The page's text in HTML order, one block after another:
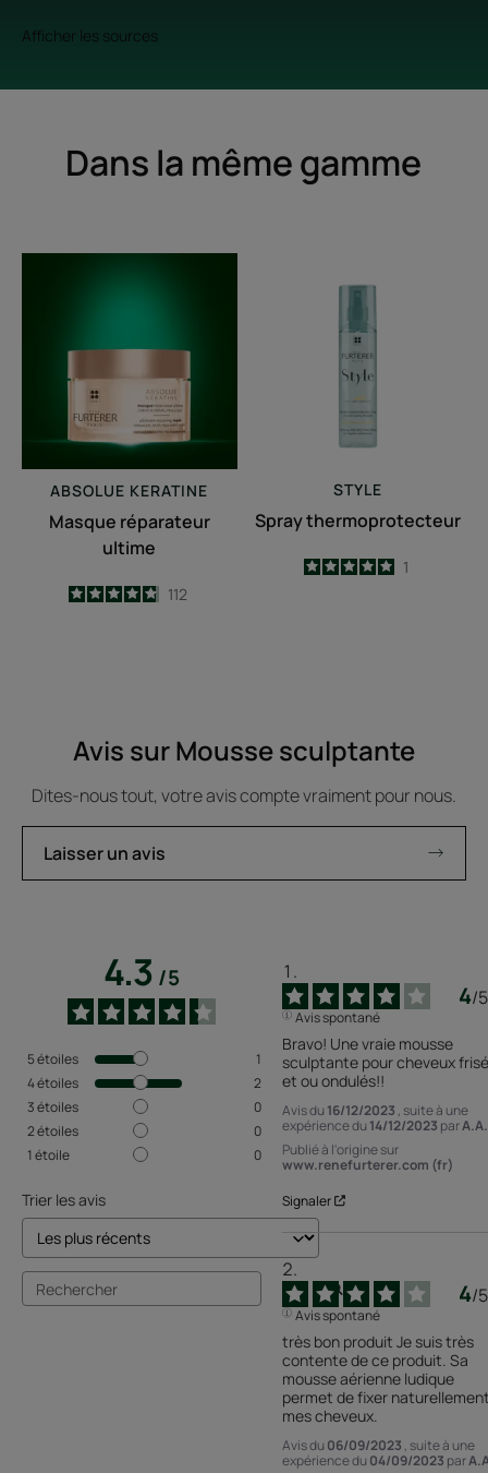
Afficher les sources
Dans la même gamme
ABSOLUE KERATINE
Masque réparateur
ultime
4.8
/5
112
STYLE
Spray thermoprotecteur
5/51
Avis sur Mousse sculptante
Dites-nous tout, votre avis compte vraiment pour nous.
Laisser un avis
4.3/5
5étoiles
1
4étoiles
2
3étoiles
0
2étoiles
0
1étoile 0
Trier les avis
4/5
Avis spontané
Bravo! Une vraie mousse
sculptante pour cheveux
et ou ondulés!!
Avis du 16/12/2023 , suite à une
expérience du 14/12/2023 parA.A.
Publié à l'origine sur
www.renefurterer.com (fr)
Signaler
4/5
Avis spontané
très bon produit Je suis très
contente de ce produit. Sa
mousse aérienne ludique
permet de fixer
mes cheveux.
Avis du 06/09/2023 , suite à une
expérience du 04/09/2023 par